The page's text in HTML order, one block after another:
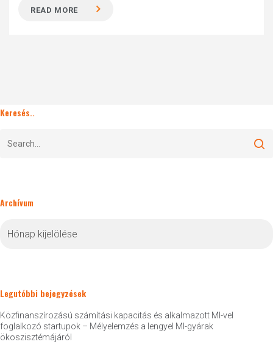
READ MORE
Keresés..
Archívum
Legutóbbi bejegyzések
Közfinanszírozású számítási kapacitás és alkalmazott MI-vel
foglalkozó startupok – Mélyelemzés a lengyel MI-gyárak
ökoszisztémájáról